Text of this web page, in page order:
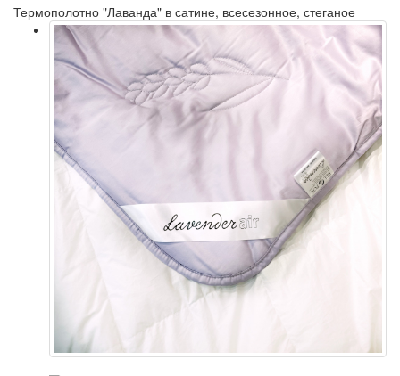
Термополотно "Лаванда" в сатине, всесезонное, стеганое